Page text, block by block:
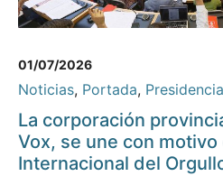
01/07/2026
Noticias, Portada, Presidencia
La corporación
Vox, se une con motivo
Internacional del